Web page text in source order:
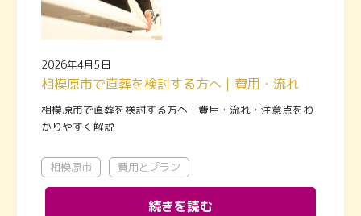
2026年4月5日
相模原市で直葬を検討する方へ｜費用・流れ・注意点をわ
かりやすく解説
相模原市 費用とプラン
続きを読む